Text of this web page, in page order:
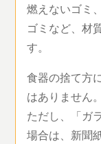
燃えないゴミ
ゴミなど、材
す。
食器の捨て方
はありません。
ただし、「ガ
場合は、新聞